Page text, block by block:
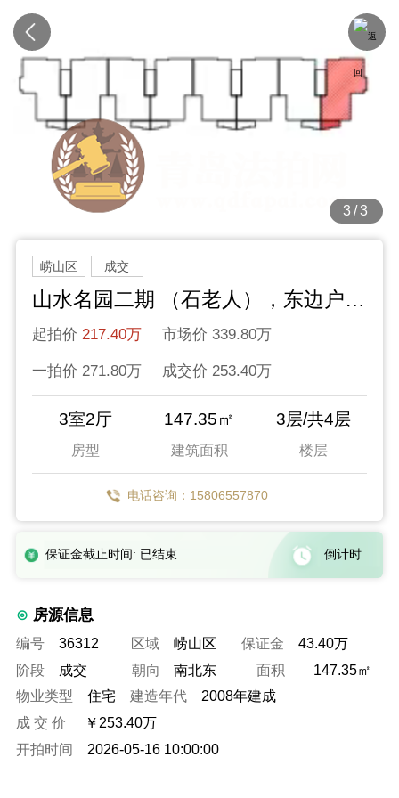
3/3
崂山区 成交
山水名园二期 （石老人），东边户，香港东路395号
起拍价 217.40万 市场价 339.80万
一拍价 271.80万 成交价 253.40万
3室2厅
房型
147.35㎡
建筑面积
3层/共4层
楼层
电话咨询：15806557870
保证金截止时间: 已结束 倒计时
房源信息
编号 36312 区域 崂山区 保证金
43.40万
阶段
成交 朝向 南北东 面积
147.35㎡
物业类型
住宅 建造年代
2008年建成
成 交 价
￥253.40万
开拍时间
2026-05-16 10:00:00